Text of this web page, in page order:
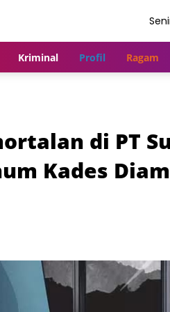
Kriminal Profil Ragam
di PT
Kades